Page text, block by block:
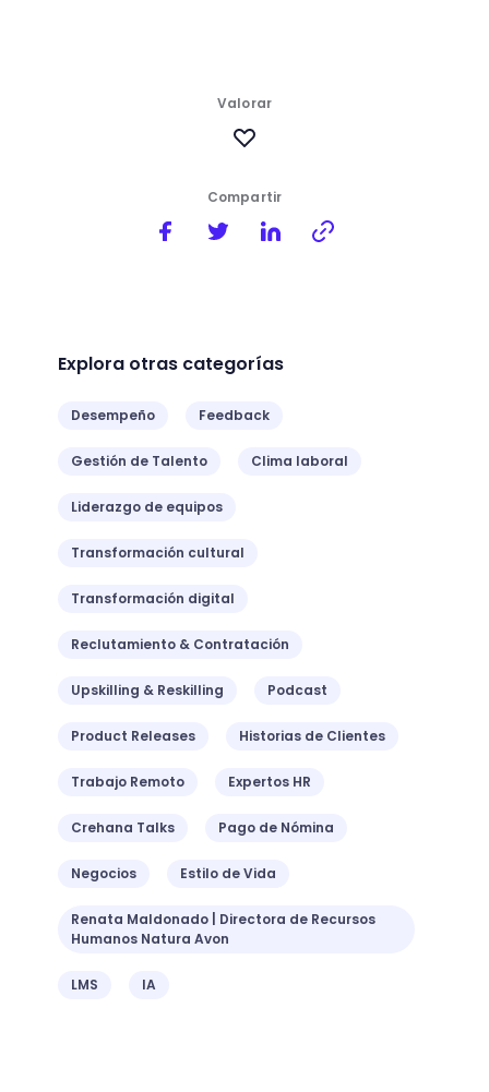
Compartir
Valorar
Explora otras categorías
Desempeño Feedback
Gestión de Talento Clima laboral
Liderazgo de equipos
Transformación cultural
Transformación digital
Reclutamiento & Contratación
Upskilling & Reskilling Podcast
Product Releases Historias de Clientes
Trabajo Remoto Expertos HR
Crehana Talks Pago de Nómina
Negocios Estilo de Vida
Renata Maldonado | Directora de Recursos
Humanos Natura Avon
LMS IA